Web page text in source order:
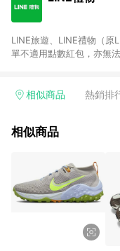
LINE旅遊、LINE禮物（原
單不適用點數紅包，亦無
相似商品 熱銷排
相似商品